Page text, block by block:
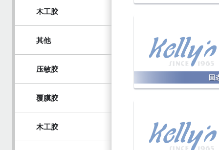
木工胶
其他
压敏胶
覆膜胶
木工胶
固